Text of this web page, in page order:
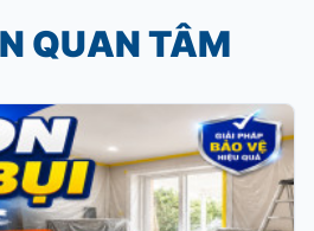
QUAN TÂM